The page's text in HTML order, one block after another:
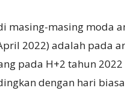
masing-masing moda
2022) adalah pada
pada H+2 tahun
dengan hari